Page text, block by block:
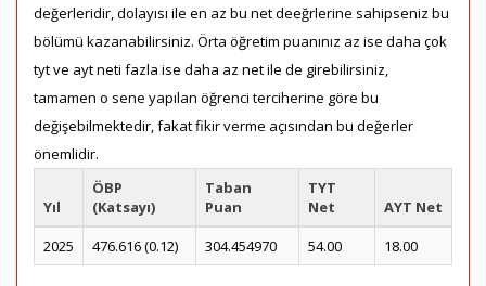
değerleridir, dolayısı ile en az bu net deeğrlerine sahipseniz bu
bölümü kazanabilirsiniz. Örta öğretim puanınız az ise daha çok
tyt ve ayt neti fazla ise daha az net ile de girebilirsiniz,
tamamen o sene yapılan öğrenci terciherine göre bu
değişebilmektedir, fakat fikir verme açısından bu değerler
önemlidir.
Yıl
ÖBP
(Katsayı)
Taban
Puan
TYT
Net
AYT Net
2025
476.616 (0.12) 304.454970 54.00 18.00